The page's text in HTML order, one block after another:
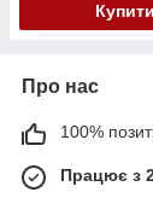
Купити
Про нас
100%
Працює з